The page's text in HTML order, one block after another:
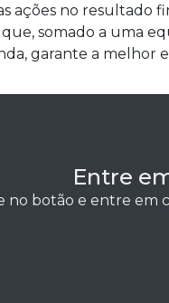
ações no resultado
somado a uma
garante a melhor
Entre
no botão e entre em